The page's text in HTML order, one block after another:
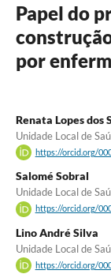
Papel do
por
Renata Lopes dos
Unidade Local de
https://orcid.org/
Salomé Sobral
Unidade Local de
https://orcid.org/
Lino André Silva
Unidade Local de
https://orcid.org/